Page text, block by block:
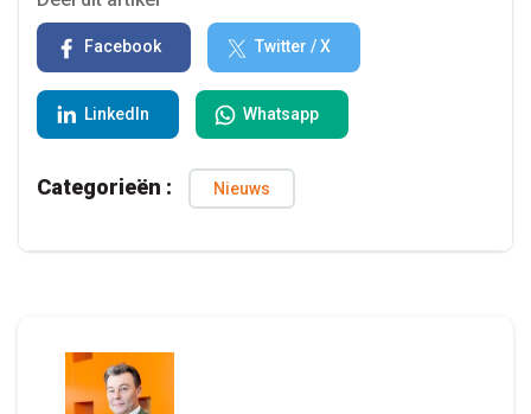
Facebook Twitter / X
LinkedIn Whatsapp
Categorieën : Nieuws